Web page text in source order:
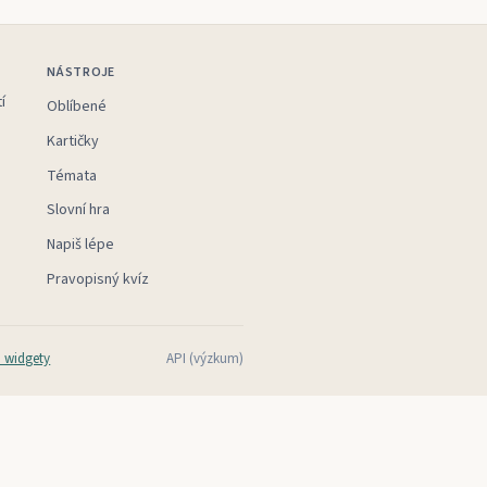
NÁSTROJE
Oblíbené
Kartičky
Témata
Slovní hra
Napiš lépe
Pravopisný kvíz
widgety API (výzkum)